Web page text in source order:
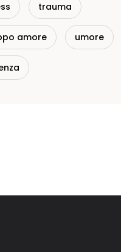
trauma
amore umore